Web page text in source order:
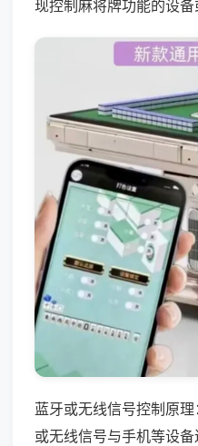
现控制麻将牌功能的设备
蓝牙或无线信号控制原
或无线信号与手机等设